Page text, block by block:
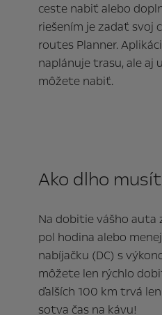
ceste nabiť alebo
riešením je zadať svoj
routes Planner.
naplánuje trasu, ale aj
môžete nabiť.
Ako dlho
Na dobitie vášho auta
pol hodina alebo
nabíjačku (DC) s
môžete len rýchlo
ďalších 100 km trvá
sotva čas na kávu!